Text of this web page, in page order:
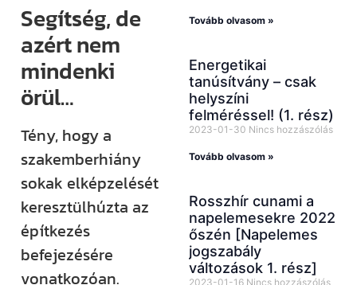
Segítség, de
azért nem
mindenki
örül…
Tény, hogy a
szakemberhiány
sokak elképzelését
keresztülhúzta az
építkezés
befejezésére
vonatkozóan.
Tovább olvasom »
Energetikai
tanúsítvány – csak
helyszíni
felméréssel! (1. rész)
2023-01-30 Nincs hozzászólás
Tovább olvasom »
Rosszhír cunami a
napelemesekre 2022
őszén [Napelemes
jogszabály
változások 1. rész]
2023-01-16 Nincs hozzászólás